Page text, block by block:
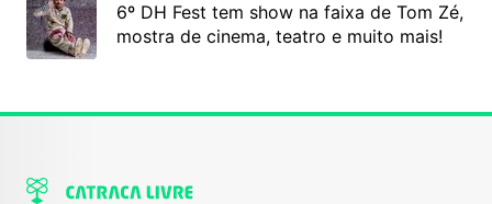
6º DH Fest tem show na faixa de Tom Zé,
mostra de cinema, teatro e muito mais!